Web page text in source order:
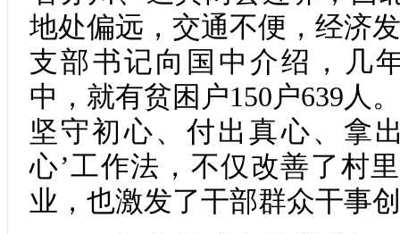
地处偏远，交通不便，经济
支部书记向国中介绍，几
中，就有贫困户150户639人
坚守初心、付出真心、拿
心’工作法，不仅改善了村
业，也激发了干部群众干事